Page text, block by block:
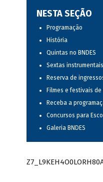
NESTA SEÇÃO
Programação
História
Quintas no BNDES
Sextas instrumentais
Reserva de
Filmes e festivais de
Receba a
Concursos para
Galeria BNDES